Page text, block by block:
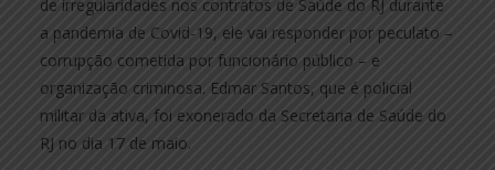
de irregularidades nos contratos de Saúde do RJ durante
a pandemia de Covid-19, ele vai responder por peculato –
corrupção cometida por funcionário público – e
organização criminosa. Edmar Santos, que é policial
militar da ativa, foi exonerado da Secretaria de Saúde do
RJ no dia 17 de maio.